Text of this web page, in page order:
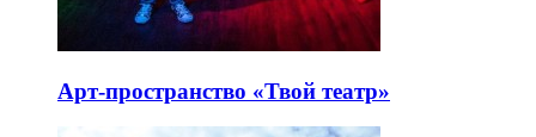
Арт-пространство «Твой театр»